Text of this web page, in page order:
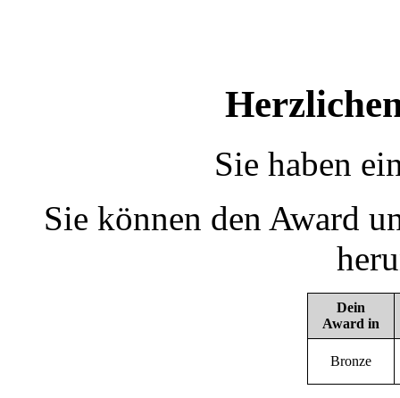
Sie haben
Sie können den Award
Dein
Award in
Bronze